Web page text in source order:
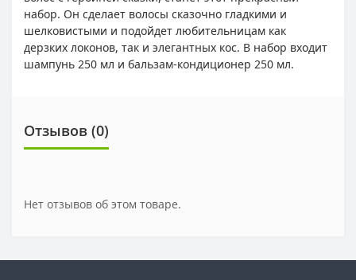
набор. Он сделает волосы сказочно гладкими и
шелковистыми и подойдет любительницам как
дерзких локонов, так и элегантных кос. В набор входит
шампунь 250 мл и бальзам-кондиционер 250 мл.
Отзывов (0)
Нет отзывов об этом товаре.